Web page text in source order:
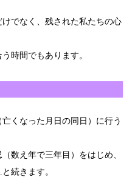
でなく、残された私たちの心
時間でもあります。
くなった月日の同日）に行う
数え年で三年目）をはじめ、
続きます。